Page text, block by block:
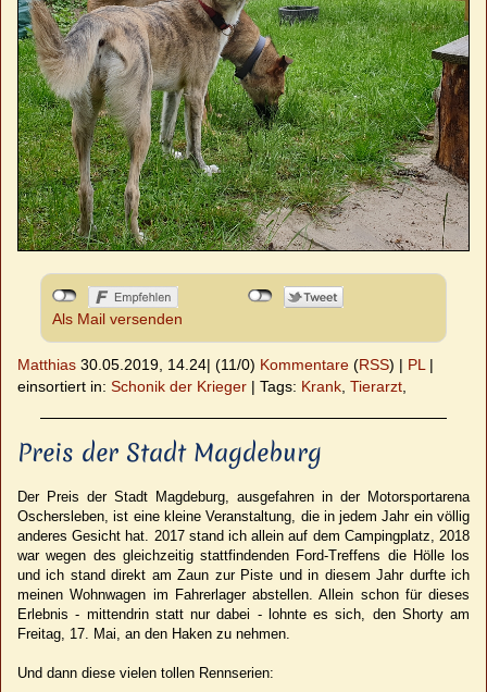
Als Mail versenden
Matthias 30.05.2019, 14.24| (11/0) Kommentare (RSS) | PL |
einsortiert in: Schonik der Krieger | Tags: Krank Tierarzt
Preis der Stadt Magdeburg
Der Preis der Stadt Magdeburg, ausgefahren in der Motorsportarena
Oschersleben, ist eine kleine Veranstaltung, die in jedem Jahr ein völlig
anderes Gesicht hat. 2017 stand ich allein auf dem Campingplatz, 2018
war wegen des gleichzeitig stattfindenden Ford-Treffens die Hölle los
und ich stand direkt am Zaun zur Piste und in diesem Jahr durfte ich
meinen Wohnwagen im Fahrerlager abstellen. Allein schon für dieses
Erlebnis - mittendrin statt nur dabei - lohnte es sich, den Shorty am
Freitag, 17. Mai, an den Haken zu nehmen.
Und dann diese vielen tollen Rennserien: